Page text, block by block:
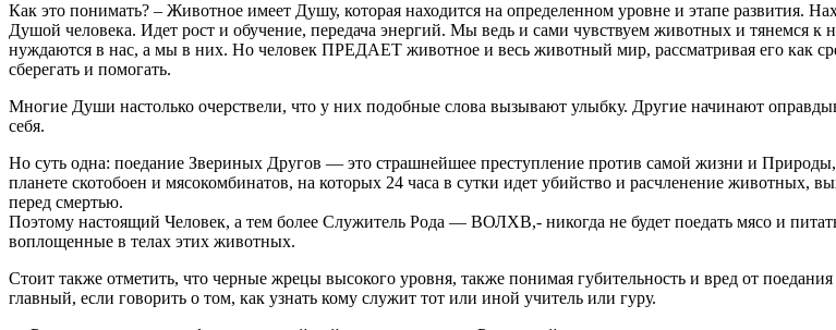
Как это понимать? – Животное имеет Душу, которая находится на определенном уровне и этапе развития.
Душой человека. Идет рост и обучение, передача энергий. Мы ведь и сами чувствуем животных и тянемся
нуждаются в нас, а мы в них. Но человек ПРЕДАЕТ животное и весь животный мир, рассматривая его как
сберегать и помогать.
Многие Души настолько очерствели, что у них подобные слова вызывают улыбку. Другие начинают
себя.
Но суть одна: поедание Звериных Другов — это страшнейшее преступление против самой жизни и
планете скотобоен и мясокомбинатов, на которых 24 часа в сутки идет убийство и расчленение
перед смертью.
Поэтому настоящий Человек, а тем более Служитель Рода — ВОЛХВ,- никогда не будет поедать мясо и
воплощенные в телах этих животных.
Стоит также отметить, что черные жрецы высокого уровня, также понимая губительность и вред от
главный, если говорить о том, как узнать кому служит тот или иной учитель или гуру.